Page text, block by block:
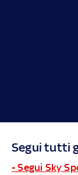
Segui tutti
- Segui Sky